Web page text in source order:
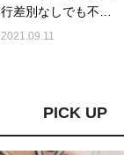
行差別なしでも不…
2021.09.11
PICK UP